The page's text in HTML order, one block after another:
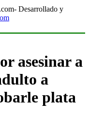
Desarrollado y
asesinar a
a
plata